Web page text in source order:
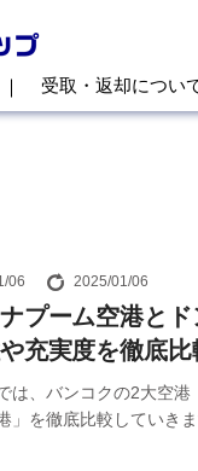
受取・返却につい
06 2025/01/06
プーム空港と
充実度を徹底比
は、バンコクの2大空
」を徹底比較していき